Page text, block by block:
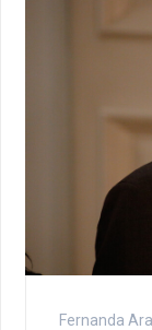
Fernanda